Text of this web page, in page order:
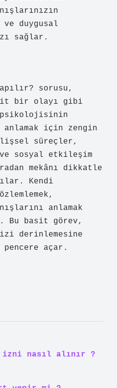
duygusal
sağlar.
sorusu,
bir olayı gibi
psikolojisinin
için zengin
süreçler,
sosyal etkileşim
mekânı dikkatle
Kendi
anlamak
basit görev,
derinlemesine
açar.
nasıl alınır ?